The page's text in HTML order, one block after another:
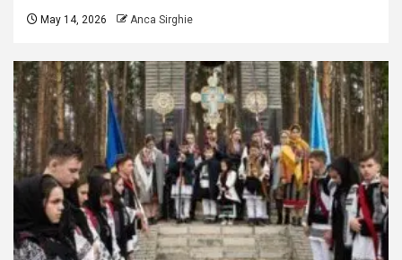
May 14, 2026 Anca Sirghie